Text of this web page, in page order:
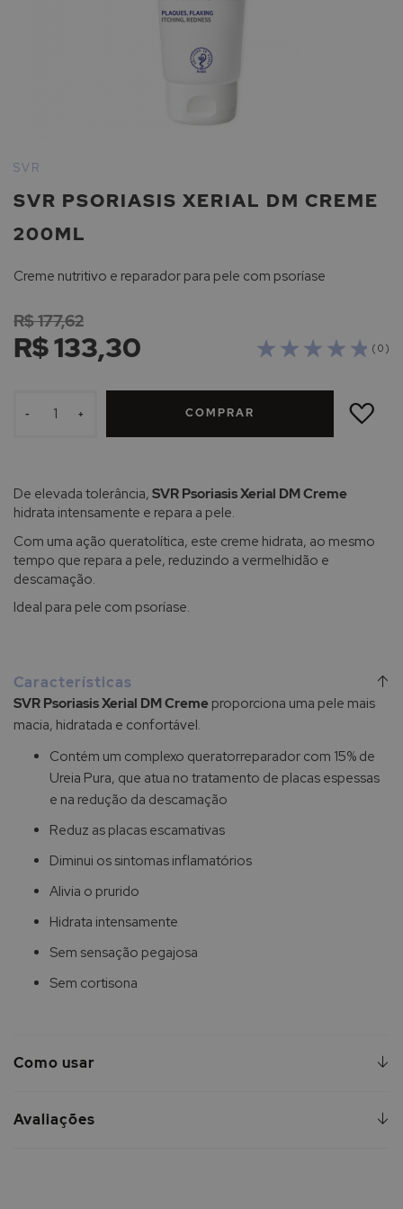
para
início
Galeria
imagens
SVR PSORIASIS XERIAL DM CREME
200ML
SVR
Creme nutritivo e reparador para pele com psoríase
( 0 )
R$ 133,30
R$ 177,62
- + COMPRAR
ADICIONAR
LISTA
De elevada tolerância, SVR Psoriasis Xerial DM Creme
hidrata intensamente e repara a pele.
Com uma ação queratolítica, este creme hidrata, ao mesmo
tempo que repara a pele, reduzindo a vermelhidão e
descamação.
Ideal para pele com psoríase.
Características
SVR Psoriasis Xerial DM Creme proporciona uma pele mais
macia, hidratada e confortável.
Contém um complexo queratorreparador com 15% de
Ureia Pura, que atua no tratamento de placas espessas
e na redução da descamação
Reduz as placas escamativas
Diminui os sintomas inflamatórios
Alivia o prurido
Hidrata intensamente
Sem sensação pegajosa
Sem cortisona
Como usar
Avaliações